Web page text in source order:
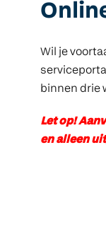
Wil je
binnen drie
Let op!
en alleen